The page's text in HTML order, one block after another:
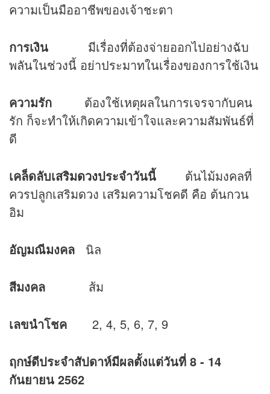
ความเป็นมืออาชีพของเจ้าชะตา
การเงิน มีเรื่องที่ต้องจ่ายออกไปอย่างฉับ
พลันในช่วงนี้ อย่าประมาทในเรื่องของการใช้เงิน
ความรัก ต้องใช้เหตุผลในการเจรจากับคน
รัก ก็จะทำให้เกิดความเข้าใจและความสัมพันธ์ที่
ดี
เคล็ดลับเสริมดวงประจำวันนี้ ต้นไม้มงคลที่
ควรปลูกเสริมดวง เสริมความโชคดี คือ ต้นกวน
อิม
อัญมณีมงคล นิล
สีมงคล ส้ม
เลขนำโชค 2, 4, 5, 6, 7, 9
ฤกษ์ดีประจำสัปดาห์มีผลตั้งแต่วันที่ 8 - 14
กันยายน 2562